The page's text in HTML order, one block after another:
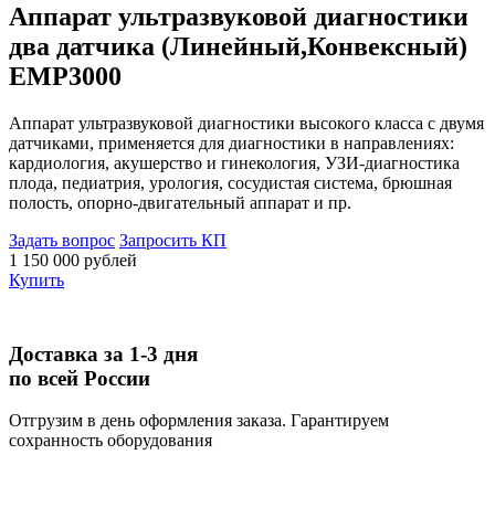
Аппарат ультразвуковой диагностики
два датчика (Линейный,Конвексный)
ЕМР3000
Аппарат ультразвуковой диагностики высокого класса с двумя
датчиками, применяется для диагностики в направлениях:
кардиология, акушерство и гинекология, УЗИ-диагностика
плода, педиатрия, урология, сосудистая система, брюшная
полость, опорно-двигательный аппарат и пр.
Задать вопрос Запросить КП
1 150 000 рублей
Купить
Доставка за 1-3 дня
по всей России
Отгрузим в день оформления заказа. Гарантируем
сохранность оборудования